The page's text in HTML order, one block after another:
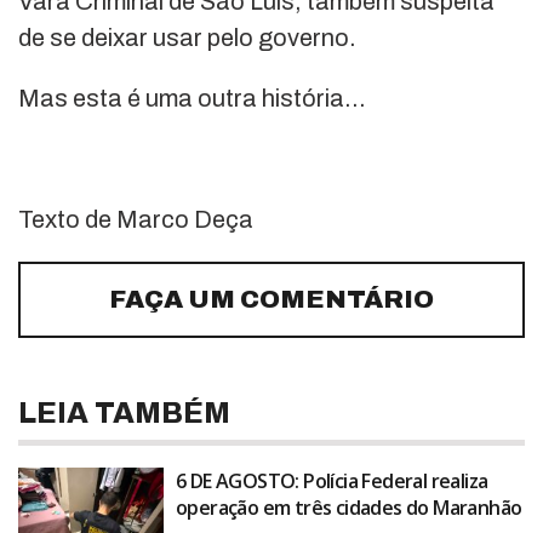
de se deixar usar pelo governo.
Mas esta é uma outra história…
Texto de Marco Deça
FAÇA UM COMENTÁRIO
LEIA TAMBÉM
6 DE AGOSTO: Polícia Federal realiza
operação em três cidades do Maranhão